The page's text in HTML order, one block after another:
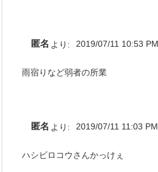
匿名 より: 2019/07/11 10:53 PM
雨宿りなど弱者の所業
匿名 より: 2019/07/11 11:03 PM
ハシビロコウさんかっけぇ